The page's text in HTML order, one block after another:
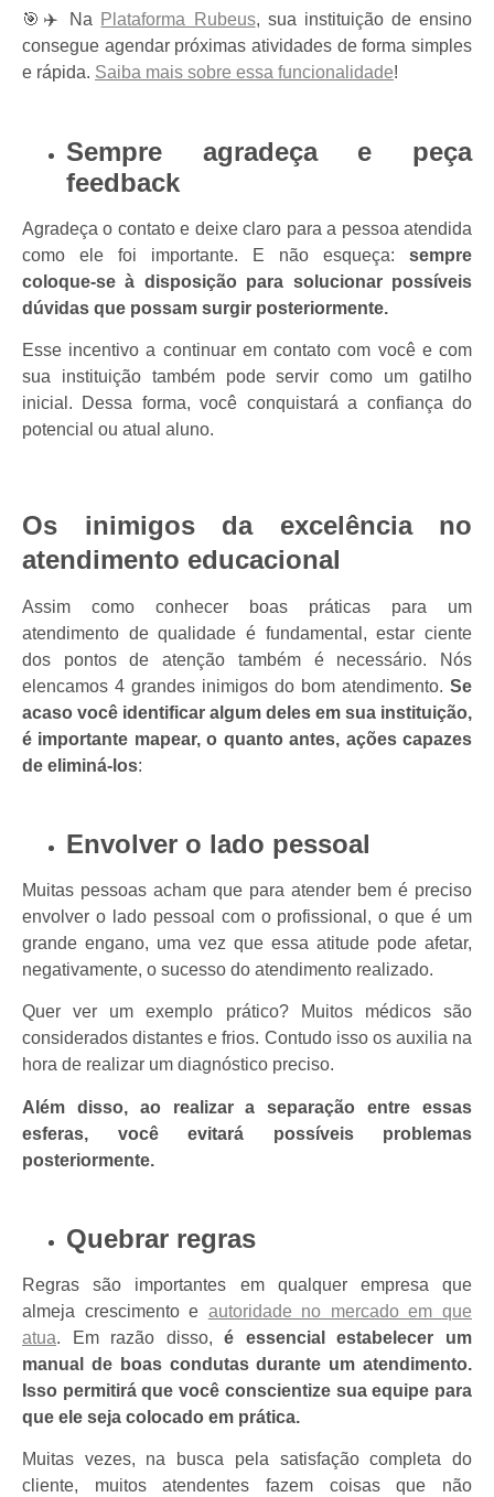
🎯✈️ Na Plataforma Rubeus, sua instituição de ensino
consegue agendar próximas atividades de forma simples
e rápida. Saiba mais sobre essa funcionalidade!
Sempre agradeça e peça
feedback
Agradeça o contato e deixe claro para a pessoa atendida
como ele foi importante. E não esqueça: sempre
coloque-se à disposição para solucionar possíveis
dúvidas que possam surgir posteriormente.
Esse incentivo a continuar em contato com você e com
sua instituição também pode servir como um gatilho
inicial. Dessa forma, você conquistará a confiança do
potencial ou atual aluno.
Os inimigos da excelência no
atendimento educacional
Assim como conhecer boas práticas para um
atendimento de qualidade é fundamental, estar ciente
dos pontos de atenção também é necessário. Nós
elencamos 4 grandes inimigos do bom atendimento. Se
acaso você identificar algum deles em sua instituição,
é importante mapear, o quanto antes, ações capazes
de eliminá-los:
Envolver o lado pessoal
Muitas pessoas acham que para atender bem é preciso
envolver o lado pessoal com o profissional, o que é um
grande engano, uma vez que essa atitude pode afetar,
negativamente, o sucesso do atendimento realizado.
Quer ver um exemplo prático? Muitos médicos são
considerados distantes e frios. Contudo isso os auxilia na
hora de realizar um diagnóstico preciso.
Além disso, ao realizar a separação entre essas
esferas, você evitará possíveis problemas
posteriormente.
Quebrar regras
Regras são importantes em qualquer empresa que
almeja crescimento e autoridade no mercado em que
atua. Em razão disso,é essencial estabelecer um
manual de boas condutas durante um atendimento.
Isso permitirá que você conscientize sua equipe para
que ele seja colocado em prática.
Muitas vezes, na busca pela satisfação completa do
cliente, muitos atendentes fazem coisas que não